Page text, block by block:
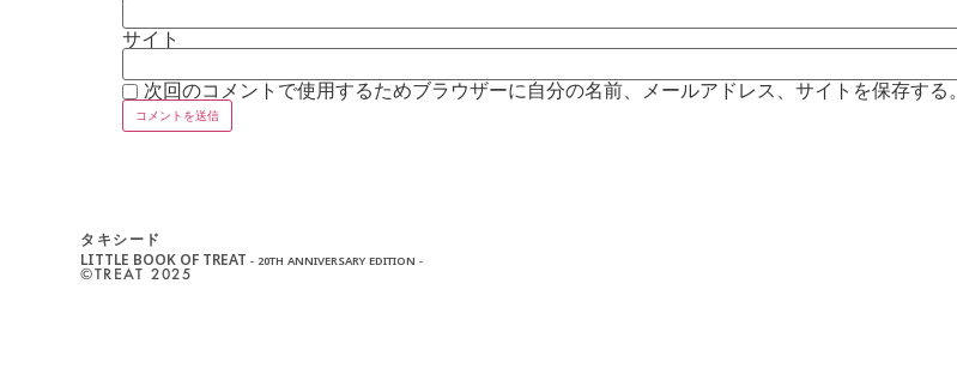
サイト
次回のコメントで使用するためブラウザーに自分の名前、メールアドレス、サイトを保存する。
タキシード
LITTLE BOOK OF TREAT- 20TH ANNIVERSARY EDITION -
©︎TREAT 2025